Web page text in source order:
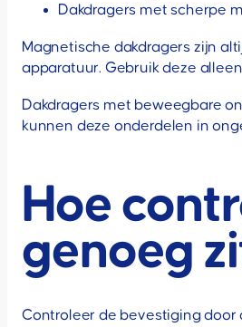
Dakdragers met scherpe
Magnetische dakdragers zijn
apparatuur. Gebruik deze
Dakdragers met beweegbare
kunnen deze onderdelen in
Hoe
genoeg
Controleer de bevestiging door